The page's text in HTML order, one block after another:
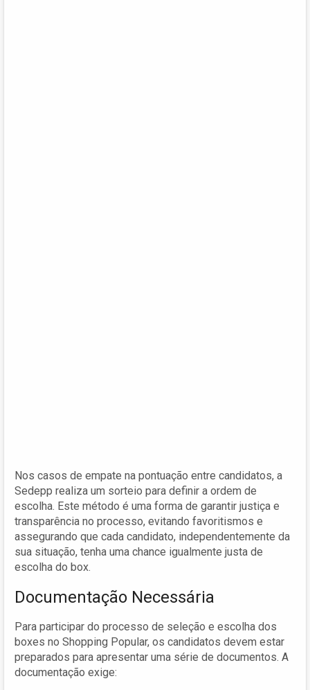
Nos casos de empate na pontuação entre candidatos, a
Sedepp realiza um sorteio para definir a ordem de
escolha. Este método é uma forma de garantir justiça e
transparência no processo, evitando favoritismos e
assegurando que cada candidato, independentemente da
sua situação, tenha uma chance igualmente justa de
escolha do box.
Documentação Necessária
Para participar do processo de seleção e escolha dos
boxes no Shopping Popular, os candidatos devem estar
preparados para apresentar uma série de documentos. A
documentação exige: